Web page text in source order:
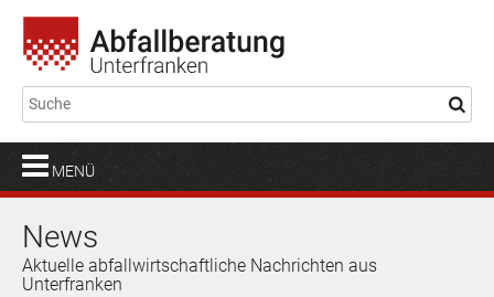
MENÜ
News
Aktuelle abfallwirtschaftliche Nachrichten aus
Unterfranken